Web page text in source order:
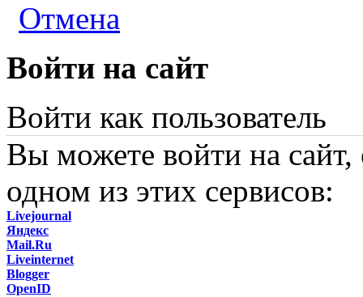
Отмена
Войти на сайт
Войти как пользователь
Вы можете войти на сайт,
одном из этих сервисов:
Livejournal
Яндекс
Mail.Ru
Liveinternet
Blogger
OpenID